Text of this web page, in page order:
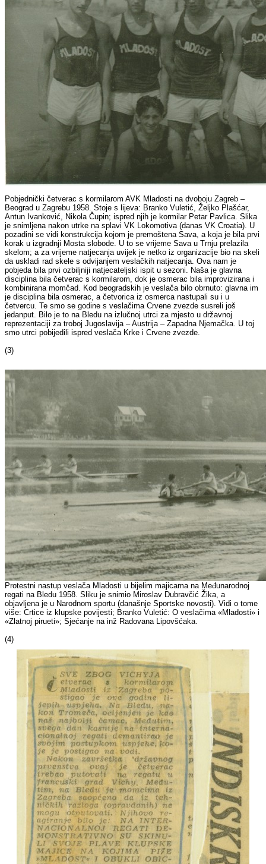
Pobjednički četverac s kormilarom AVK Mladosti na dvoboju Zagreb –
Beograd u Zagrebu 1958. Stoje s lijeva: Branko Vuletić, Željko Plašćar,
Antun Ivanković, Nikola Čupin; ispred njih je kormilar Petar Pavlica. Slika
je snimljena nakon utrke na splavi VK Lokomotiva (danas VK Croatia). U
pozadini se vidi konstrukcija kojom je premoštena Sava, a koja je bila prvi
korak u izgradnji Mosta slobode. U to se vrijeme Sava u Trnju prelazila
skelom; a za vrijeme natjecanja uvijek je netko iz organizacije bio na skeli
da uskladi rad skele s odvijanjem veslačkih natjecanja. Ova nam je
pobjeda bila prvi ozbiljniji natjecateljski ispit u sezoni. Naša je glavna
disciplina bila četverac s kormilarom, dok je osmerac bila improvizirana i
kombinirana momčad. Kod beogradskih je veslača bilo obrnuto: glavna im
je disciplina bila osmerac, a četvorica iz osmerca nastupali su i u
četvercu. Te smo se godine s veslačima Crvene zvezde susreli još
jedanput. Bilo je to na Bledu na izlučnoj utrci za mjesto u državnoj
reprezentaciji za troboj Jugoslavija – Austrija – Zapadna Njemačka. U toj
smo utrci pobijedili ispred veslača Krke i Crvene zvezde.
(3)
Protestni nastup veslača Mladosti u bijelim majicama na Međunarodnoj
regati na Bledu 1958. Sliku je snimio Miroslav Dubravčić Žika, a
objavljena je u Narodnom sportu (današnje Sportske novosti). Vidi o tome
više: Crtice iz klupske povijesti; Branko Vuletić: O veslačima «Mladosti» i
«Zlatnoj pirueti»; Sjećanje na inž Radovana Lipovšćaka.
(4)